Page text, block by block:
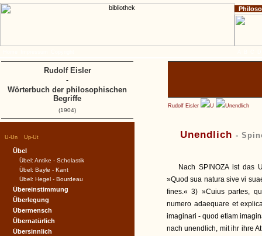
Rudolf Eisler U Unendlich
Unendlich -
Nach SPINOZA ist das
»Quod sua natura sive vi
fines.« 3) »Cuius partes,
numero adaequare et
imaginari - quod etiam
nach unendlich, mit ihr ihre
U-Un Up-Ut
Übel
Übel: Antike - Scholastik
Übel: Bayle - Kant
Übel: Hegel - Bourdeau
Übereinstimmung
Überlegung
Übermensch
Übernatürlich
Übersinnlich
Rudolf Eisler
-
Wörterbuch der philosophischen
Begriffe
(1904)